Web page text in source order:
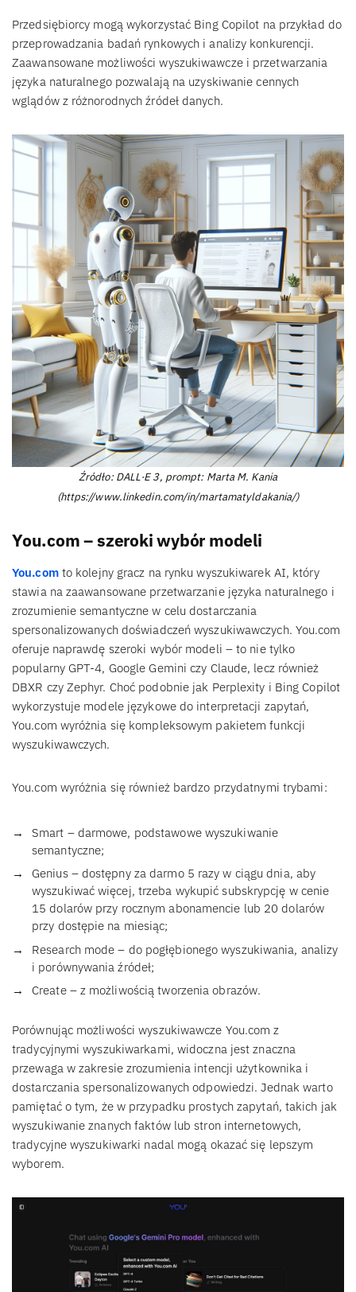
Przedsiębiorcy mogą wykorzystać Bing Copilot na przykład do
przeprowadzania badań rynkowych i analizy konkurencji.
Zaawansowane możliwości wyszukiwawcze i przetwarzania
języka naturalnego pozwalają na uzyskiwanie cennych
wglądów z różnorodnych źródeł danych.
Źródło: DALL·E 3, prompt: Marta M. Kania
(https://www.linkedin.com/in/martamatyldakania/)
You.com – szeroki wybór modeli
You.comto kolejny gracz na rynku wyszukiwarek AI, który
stawia na zaawansowane przetwarzanie języka naturalnego i
zrozumienie semantyczne w celu dostarczania
spersonalizowanych doświadczeń wyszukiwawczych. You.com
oferuje naprawdę szeroki wybór modeli – to nie tylko
popularny GPT-4, Google Gemini czy Claude, lecz również
DBXR czy Zephyr. Choć podobnie jak Perplexity i Bing Copilot
wykorzystuje modele językowe do interpretacji zapytań,
You.com wyróżnia się kompleksowym pakietem funkcji
wyszukiwawczych.
You.com wyróżnia się również bardzo przydatnymi trybami:
Smart – darmowe, podstawowe wyszukiwanie
semantyczne;
Genius – dostępny za darmo 5 razy w ciągu dnia, aby
wyszukiwać więcej, trzeba wykupić subskrypcję w cenie
15 dolarów przy rocznym abonamencie lub 20 dolarów
przy dostępie na miesiąc;
Research mode – do pogłębionego wyszukiwania, analizy
i porównywania źródeł;
Create – z możliwością tworzenia obrazów.
Porównując możliwości wyszukiwawcze You.com z
tradycyjnymi wyszukiwarkami, widoczna jest znaczna
przewaga w zakresie zrozumienia intencji użytkownika i
dostarczania spersonalizowanych odpowiedzi. Jednak warto
pamiętać o tym, że w przypadku prostych zapytań, takich jak
wyszukiwanie znanych faktów lub stron internetowych,
tradycyjne wyszukiwarki nadal mogą okazać się lepszym
wyborem.